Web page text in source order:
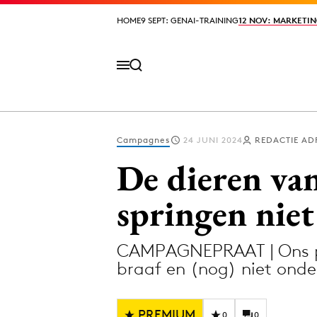
HOME9 SEPT: GENAI-TRAINING12 NOV:
HOME9 SEPT: GENAI-TRAINING12 NOV:
Volg het laatste nieuws via de Adformatie
Design
Digital
Diversiteit
Campagnes 24 JUNI 2024 REDACTIE
De dieren
springen
CAMPAGNEPRAAT |
braaf en (nog) niet
0 0